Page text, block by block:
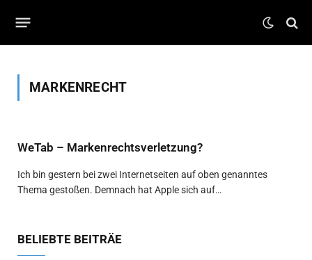
MARKENRECHT
WeTab – Markenrechtsverletzung?
Ich bin gestern bei zwei Internetseiten auf oben genanntes
Thema gestoßen. Demnach hat Apple sich auf…
BELIEBTE BEITRÄE